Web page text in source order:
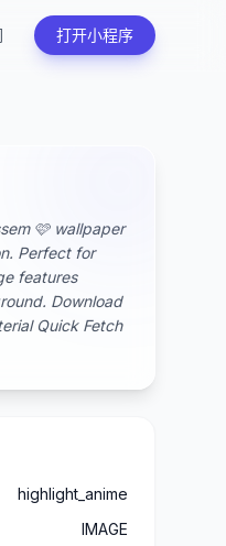
打开小程序
🩷 wallpaper
Perfect for
features
Download
Quick Fetch
highlight_anime
IMAGE